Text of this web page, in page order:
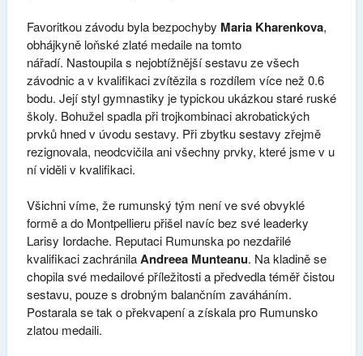
Favoritkou závodu byla bezpochyby Maria Kharenkova,
obhájkyně loňské zlaté medaile na tomto
nářadí. Nastoupila s nejobtížnější sestavu ze všech
závodnic a v kvalifikaci zvítězila s rozdílem více než 0.6
bodu. Její styl gymnastiky je typickou ukázkou staré ruské
školy. Bohužel spadla při trojkombinaci akrobatických
prvků hned v úvodu sestavy. Při zbytku sestavy zřejmě
rezignovala, neodcvičila ani všechny prvky, které jsme v u
ní viděli v kvalifikaci.
Všichni víme, že rumunský tým není ve své obvyklé
formě a do Montpellieru přišel navíc bez své leaderky
Larisy Iordache. Reputaci Rumunska po nezdařilé
kvalifikaci zachránilaAndreea Munteanu. Na kladině se
chopila své medailové příležitosti a předvedla téměř čistou
sestavu, pouze s drobným balančním zaváháním.
Postarala se tak o překvapení a získala pro Rumunsko
zlatou medaili.